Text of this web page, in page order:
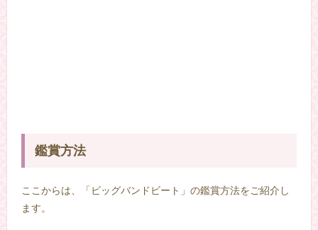
鑑賞方法
ここからは、「ビッグバンドビート」の鑑賞方法をご紹介し
ます。